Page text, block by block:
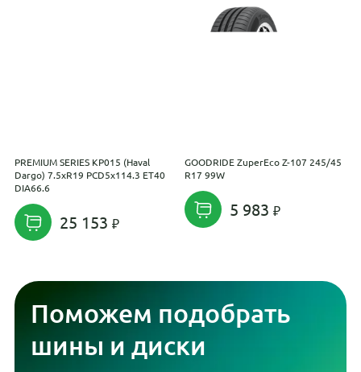
PREMIUM SERIES КР015 (Haval
Dargo) 7.5xR19 PCD5x114.3 ET40
DIA66.6
25 153
GOODRIDE ZuperEco Z-107 245/45
R17 99W
5 983
Поможем подобрать
шины и диски